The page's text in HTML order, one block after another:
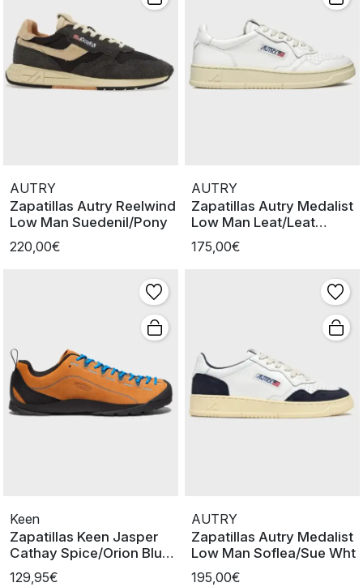
AUTRY
Zapatillas Autry Reelwind
Low Man Suedenil/Pony
220,00€
AUTRY
Zapatillas Autry Medalist
Low Man Leat/Leat
Wht/Wh
175,00€
Keen
Zapatillas Keen Jasper
Cathay Spice/Orion Blue
Man
129,95€
AUTRY
Zapatillas Autry Medalist
Low Man Soflea/Sue Wht
195,00€